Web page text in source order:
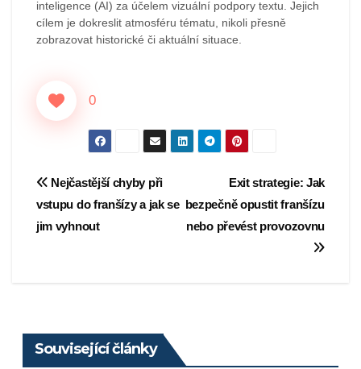
inteligence (AI) za účelem vizuální podpory textu. Jejich
cílem je dokreslit atmosféru tématu, nikoli přesně
zobrazovat historické či aktuální situace.
0
Navigace
pro
Exit strategie: Jak
bezpečně opustit franšízu
nebo převést provozovnu
Nejčastější chyby při
vstupu do franšízy a jak se
jim vyhnout
Související články